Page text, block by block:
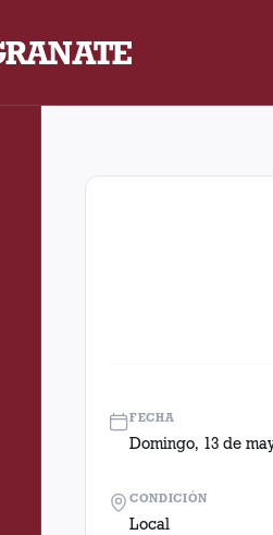
Fecha 14. Partido entre
FECHA
Domingo, 13 de
CONDICIÓN
Local